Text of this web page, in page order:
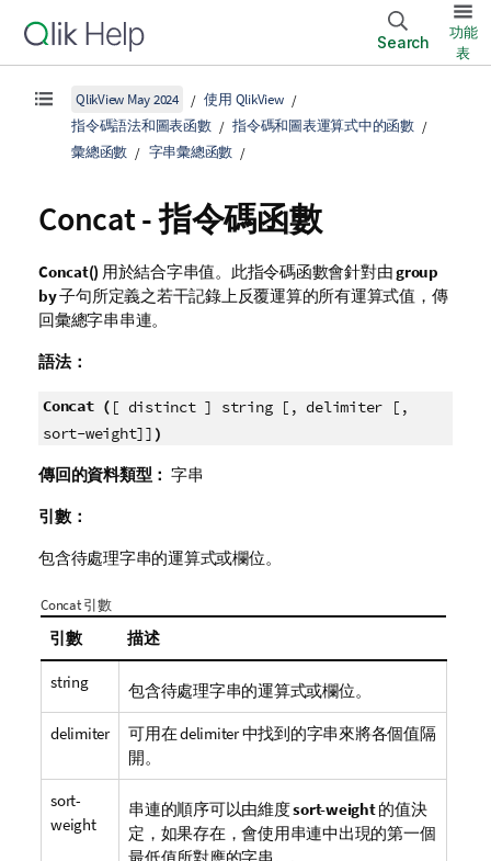
Search
功能
表
QlikView May 2024
使用 QlikView
指令碼語法和圖表函數
指令碼和圖表運算式中的函數
彙總函數
字串彙總函數
Concat - 指令碼函數
Concat() 用於結合字串值。此指令碼函數會針對由group
by子句所定義之若干記錄上反覆運算的所有運算式值，傳
回彙總字串串連。
語法：
Concat ( [ distinct ] string [, delimiter [,
sort-weight]] )
傳回的資料類型： 字串
引數：
包含待處理字串的運算式或欄位。
Concat 引數
引數 描述
string 包含待處理字串的運算式或欄位。
delimiter 可用在delimiter中找到的字串來將各個值隔
開。
sort-
weight
串連的順序可以由維度sort-weight的值決
定，如果存在，會使用串連中出現的第一個